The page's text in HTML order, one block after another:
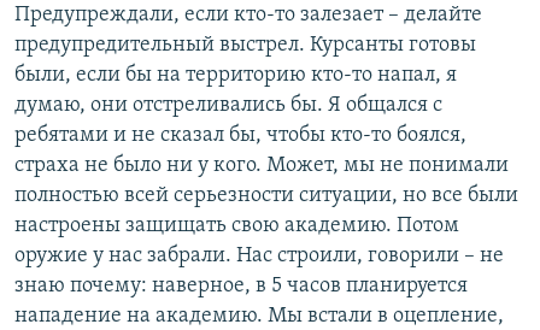
Предупреждали, если кто-то залезает – делайте
предупредительный выстрел. Курсанты готовы
были, если бы на территорию кто-то напал, я
думаю, они отстреливались бы. Я общался с
ребятами и не сказал бы, чтобы кто-то боялся,
страха не было ни у кого. Может, мы не понимали
полностью всей серьезности ситуации, но все были
настроены защищать свою академию. Потом
оружие у нас забрали. Нас строили, говорили – не
знаю почему: наверное, в 5 часов планируется
нападение на академию. Мы встали в оцепление,